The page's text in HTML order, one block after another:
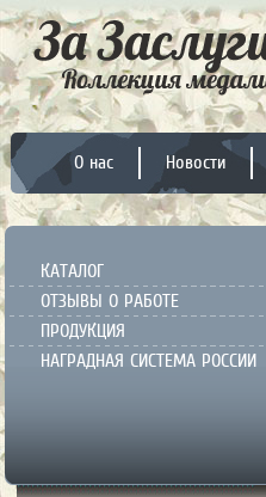
О нас Новости
КАТАЛОГ
ОТЗЫВЫ О РАБОТЕ
ПРОДУКЦИЯ
НАГРАДНАЯ СИСТЕМА РОССИИ